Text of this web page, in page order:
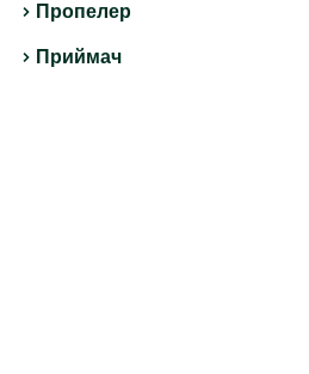
Пропелер
Приймач